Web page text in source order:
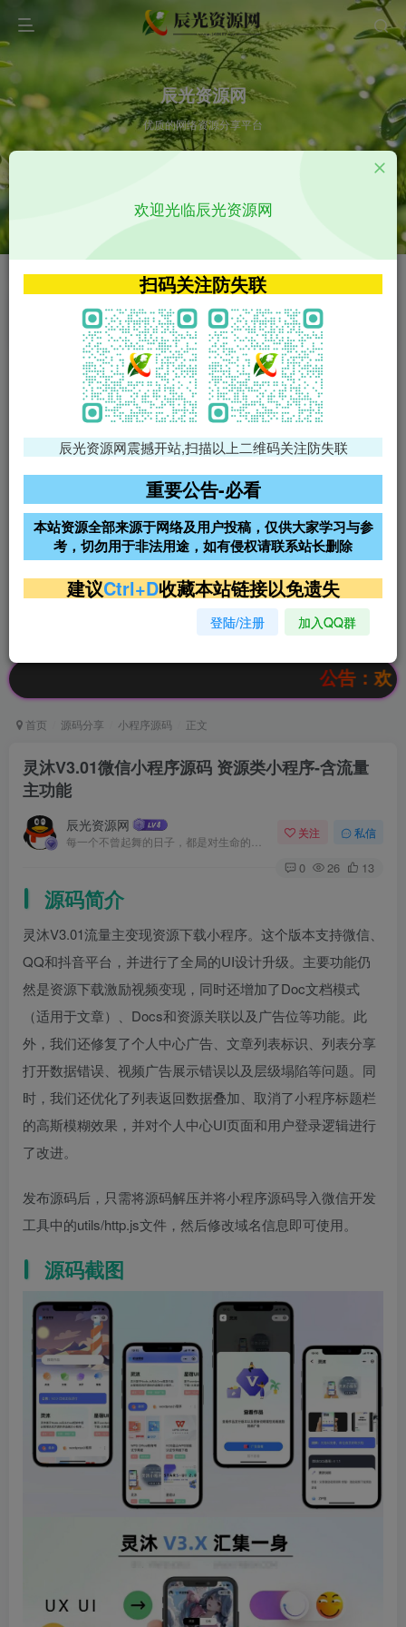
辰光资源网
优质的网络资源分享平台
VIP特权介绍 APP源码
VIP特权介绍
火
VIP特权介绍
影视源码
影视源码
免费领支付宝红包
腾讯轻量4核4G3M服务器38元/
阿里云2核2G200M服务器68元/
年
雨云高防免备案服务器
超低价文字广告位招租 超低价文字广告位招租
超低价文字广告位招租
公告：欢迎访问
首页 源码分享 小程序源码 正文
灵沐V3.01微信小程序源码 资源类小程序-含流量
主功能
辰光资源网 关注 私信
0 26 13
源码简介
灵沐V3.01流量主变现资源下载小程序。这个版本支持微信、
QQ和抖音平台，并进行了全局的UI设计升级。主要功能仍
然是资源下载激励视频变现，同时还增加了Doc文档模式
（适用于文章）、Docs和资源关联以及广告位等功能。此
外，我们还修复了个人中心广告、文章列表标识、列表分享
打开数据错误、视频广告展示错误以及层级塌陷等问题。同
时，我们还优化了列表返回数据叠加、取消了小程序标题栏
的高斯模糊效果，并对个人中心UI页面和用户登录逻辑进行
了改进。
发布源码后，只需将源码解压并将小程序源码导入微信开发
工具中的utils/http.js文件，然后修改域名信息即可使用。
源码截图
欢迎光临辰光资源网
扫码关注防失联
辰光资源网震撼开站,扫描以上二维码关注防失联
重要公告-必看
本站资源全部来源于网络及用户投稿，仅供大家学习与参
考，切勿用于非法用途，如有侵权请联系站长删除
建议Ctrl+D收藏本站链接以免遗失
登陆/注册 加入QQ群